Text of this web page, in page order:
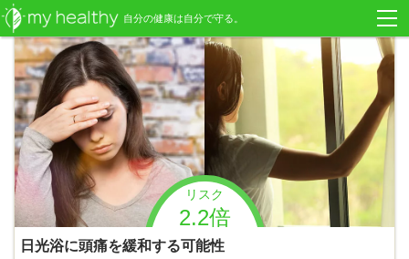
リスク
2.2倍
日光浴に頭痛を緩和する可能性
自分の健康は自分で守る。